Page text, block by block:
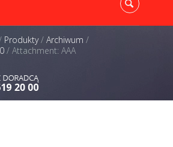
Produkty/ Archiwum /
/ Attachment: AAA